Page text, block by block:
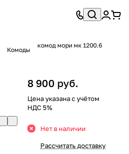
Комоды
комод мори мк 1200.6
8 900 руб.
Цена указана с учётом
НДС 5%
Нет в наличии
Рассчитать доставку